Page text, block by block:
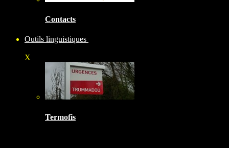
Contacts
Outils linguistiques
X
Termofis